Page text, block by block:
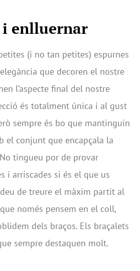
enlluernar
(i no tan petites) espurnes
que decoren el nostre
l’aspecte final del nostre
és totalment única i al gust
sempre és bo que mantinguin
el conjunt que encapçala la
tingueu por de provar
i arriscades si és el que us
de treure el màxim partit al
només pensem en el coll,
dels braços. Els braçalets
sempre destaquen molt.